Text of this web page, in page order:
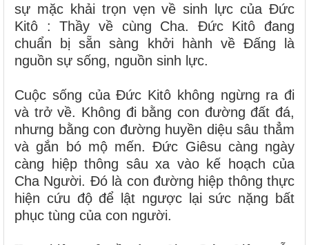
sự mặc khải trọn vẹn về sinh lực của Đức
Kitô : Thầy về cùng Cha. Đức Kitô đang
chuẩn bị sẵn sàng khởi hành về Đấng là
nguồn sự sống, nguồn sinh lực.
Cuộc sống của Đức Kitô không ngừng ra đi
và trở về. Không đi bằng con đường đất đá,
nhưng bằng con đường huyền diệu sâu thẳm
và gắn bó mộ mến. Đức Giêsu càng ngày
càng hiệp thông sâu xa vào kế hoạch của
Cha Người. Đó là con đường hiệp thông thực
hiện cứu độ để lật ngược lại sức nặng bất
phục tùng của con người.